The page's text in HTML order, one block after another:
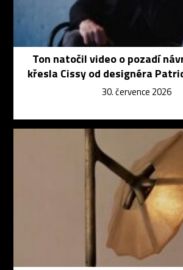
Ton natočil video o pozadí
křesla Cissy od designéra
30. července 2026